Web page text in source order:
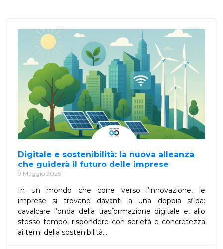
Digitale e sostenibilità: la nuova alleanza
che guiderà il futuro delle imprese
9 Maggio 2025
In un mondo che corre verso l’innovazione, le
imprese si trovano davanti a una doppia sfida:
cavalcare l’onda della trasformazione digitale e, allo
stesso tempo, rispondere con serietà e concretezza
ai temi della sostenibilità...